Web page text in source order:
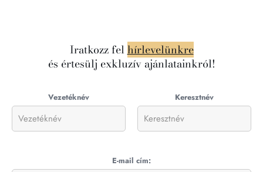
Iratkozz felhírlevelünkre
és értesülj exkluzív ajánlatainkról!
Vezetéknév Keresztnév
E-mail cím: